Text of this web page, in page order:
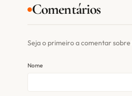
Comentários
Seja o primeiro a comentar sobre
Nome